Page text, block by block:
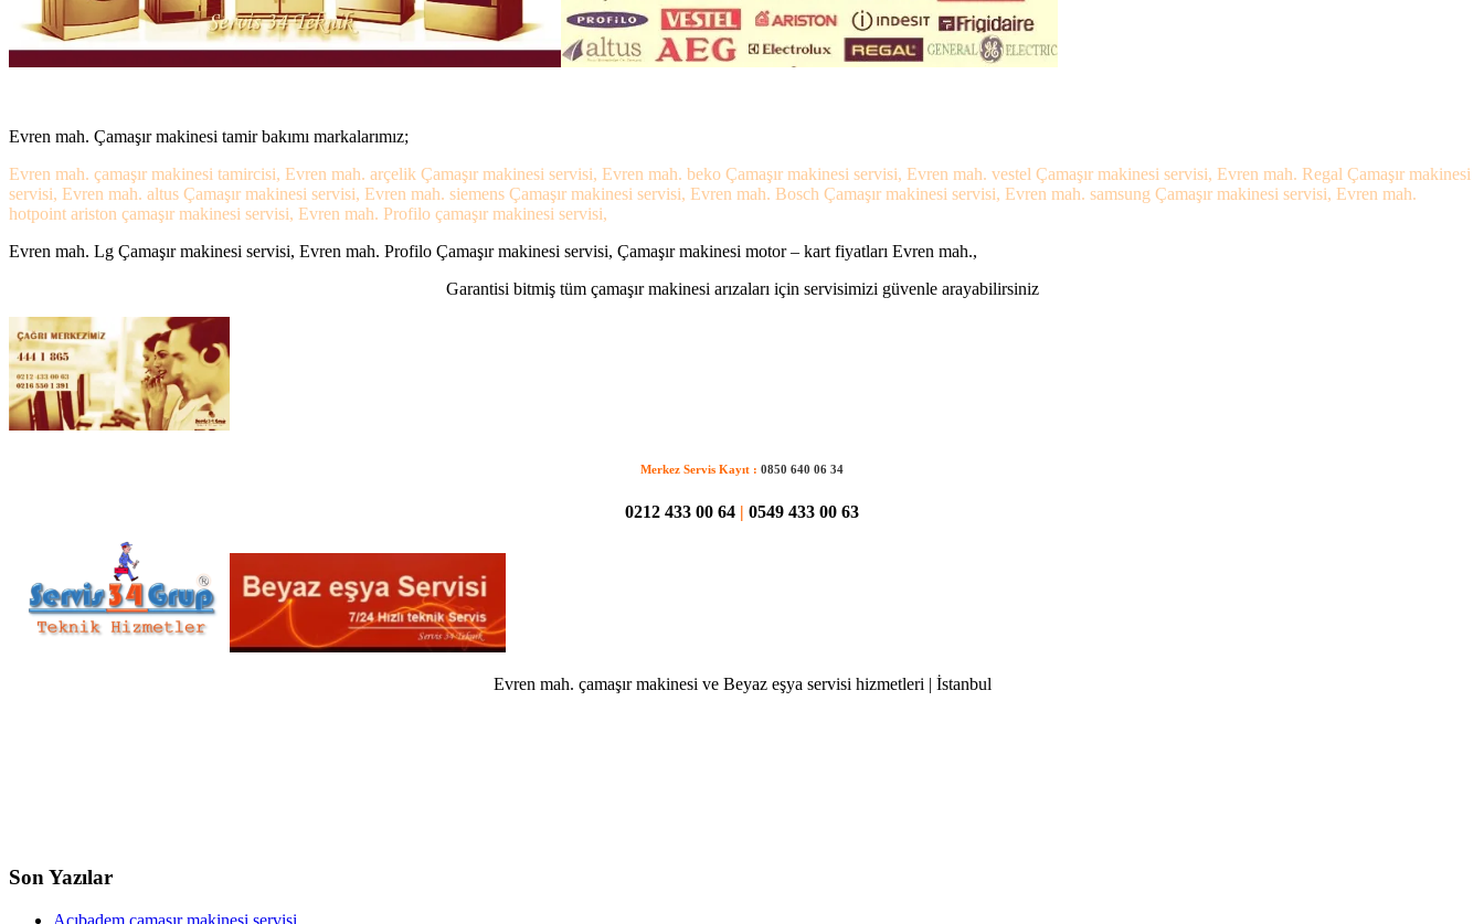
Evren mah. Çamaşır makinesi tamir bakımı markalarımız;
Evren mah. çamaşır makinesi tamircisi, Evren mah. arçelik Çamaşır makinesi servisi, Evren mah. beko Çamaşır makinesi servisi, Evren mah. vestel Çamaşır makinesi servisi, Evren mah. Regal Çamaşır makinesi
servisi, Evren mah. altus Çamaşır makinesi servisi, Evren mah. siemens Çamaşır makinesi servisi, Evren mah. Bosch Çamaşır makinesi servisi, Evren mah. samsung Çamaşır makinesi servisi, Evren mah.
hotpoint ariston çamaşır makinesi servisi, Evren mah. Profilo çamaşır makinesi servisi,
Evren mah. Lg Çamaşır makinesi servisi, Evren mah. Profilo Çamaşır makinesi servisi, Çamaşır makinesi motor – kart fiyatları Evren mah.,
Garantisi bitmiş tüm çamaşır makinesi arızaları için servisimizi güvenle arayabilirsiniz
Merkez Servis Kayıt : 0850 640 06 34
0212 433 00 64 0549 433 00 63
Evren mah. çamaşır makinesi ve Beyaz eşya servisi hizmetleri | İstanbul
Son Yazılar
Acıbadem çamaşır makinesi servisi